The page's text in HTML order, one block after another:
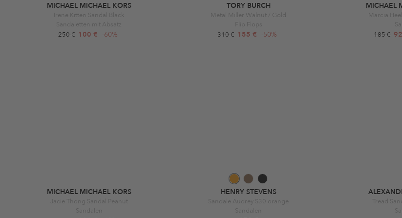
MICHAEL MICHAEL KORS
Irene Kitten Sandal Black
Sandaletten mit Absatz
250 € 100 € -60%
TORY BURCH
Metal Miller Walnut / Gold
Flip Flops
310 € 155 € -50%
MICHAEL
Marcia
185 €
MICHAEL MICHAEL KORS
Jacie Thong Sandal Peanut
Sandalen
HENRY STEVENS
Sandale Audrey S30 orange
Sandalen
Tread